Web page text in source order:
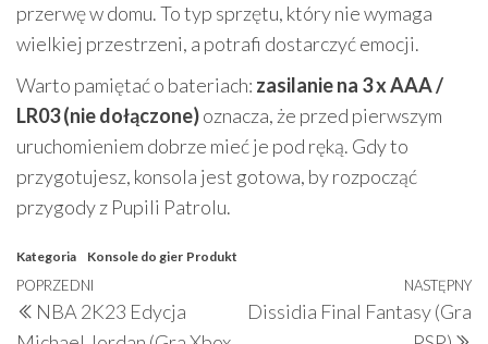
przerwę w domu. To typ sprzętu, który nie wymaga
wielkiej przestrzeni, a potrafi dostarczyć emocji.
Warto pamiętać o bateriach: zasilanie na 3 x AAA /
LR03 (nie dołączone)oznacza, że przed pierwszym
uruchomieniem dobrze mieć je pod ręką. Gdy to
przygotujesz, konsola jest gotowa, by rozpocząć
przygody z Pupili Patrolu.
Kategoria Konsole do gier Produkt
Nawigacja
wpisu
Poprzedni
wpis
POPRZEDNI
NBA 2K23 Edycja
NASTĘPNY
Dissidia Final Fantasy (Gra